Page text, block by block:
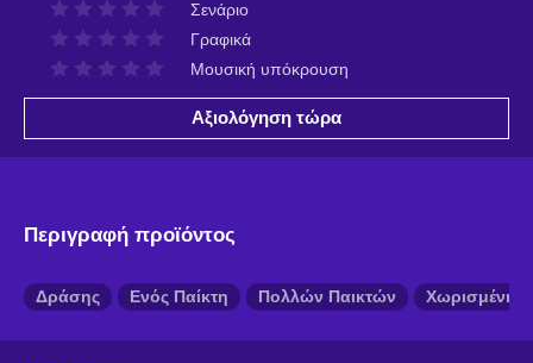
Σενάριο
Γραφικά
Μουσική υπόκρουση
Αξιολόγηση τώρα
Περιγραφή προϊόντος
Δράσης Ενός Παίκτη Πολλών Παικτών Χωρισμένη